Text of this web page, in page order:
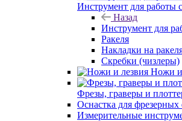
Инструмент для работы
Назад
Инструмент для
Ракеля
Накладки на
Скребки (чизлеры)
Ножи и
Фрезы, граверы и
Оснастка для фрезерных
Измерительные